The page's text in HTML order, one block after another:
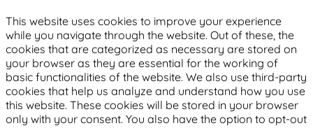
This website uses cookies to improve your experience
while you navigate through the website. Out of these, the
cookies that are categorized as necessary are stored on
your browser as they are essential for the working of
basic functionalities of the website. We also use third-party
cookies that help us analyze and understand how you use
this website. These cookies will be stored in your browser
only with your consent. You also have the option to opt-out